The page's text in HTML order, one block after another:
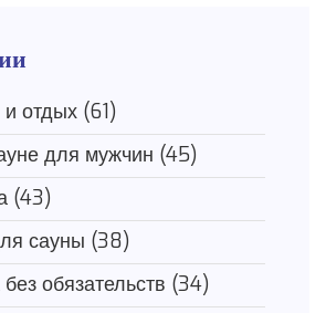
и отдых (61)
для мужчин (45)
(43)
сауны (38)
обязательств (34)